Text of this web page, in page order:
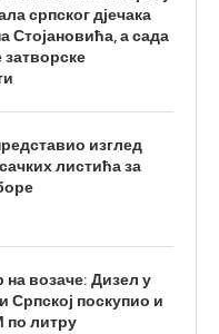
српског дјечака
Стојановића, а сада
изглед
листића за
на возаче: Дизел у
Српској поскупио и
по литру